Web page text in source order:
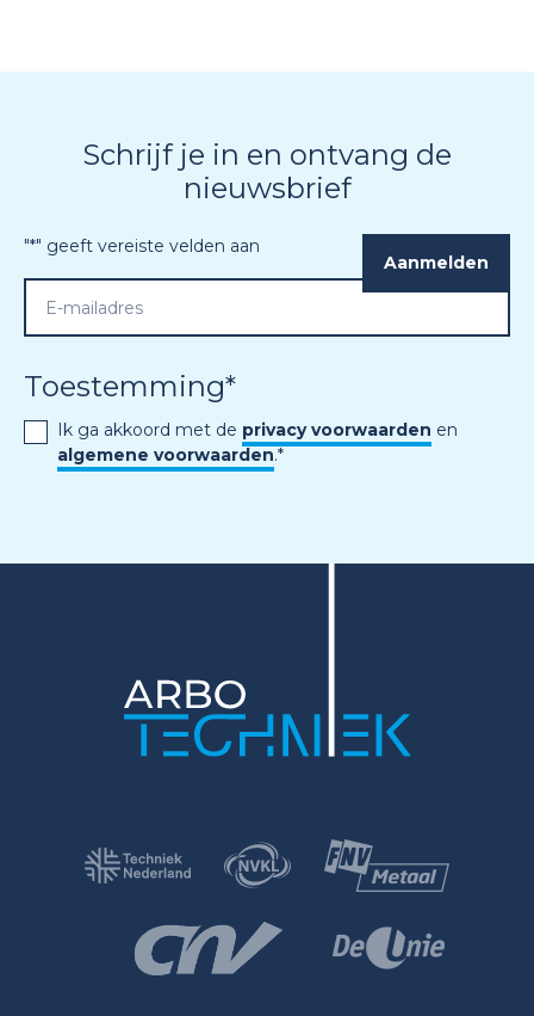
Schrijf je in en ontvang de
nieuwsbrief
"*" geeft vereiste velden aan
Toestemming*
Ik ga akkoord met de privacy voorwaarden en
algemene voorwaarden.*